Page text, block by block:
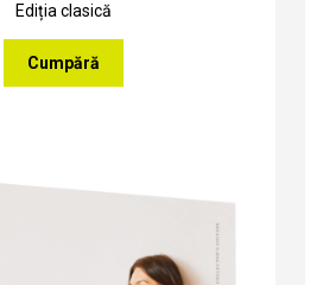
Ediția clasică
Cumpără